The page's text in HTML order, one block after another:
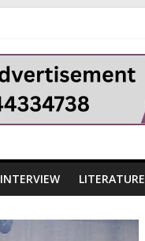
INTERVIEW LITERATURE